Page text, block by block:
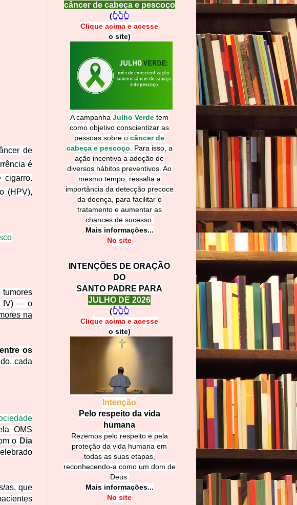
de
é
cigarro.
(HPV),
tumores
IV) — o
na
os
cada
OMS
o Dia
as, que
câncer de cabeça e pescoço
(👆👆👆
Clique acima e acesse
o site)
A campanha Julho Verde tem
como objetivo conscientizar as
pessoas sobre o câncer de
cabeça e pescoço
Para isso, a
ação incentiva a adoção de
diversos hábitos preventivos. Ao
mesmo tempo, ressalta a
importância da detecção precoce
da doença, para facilitar o
tratamento e aumentar as
chances de sucesso.
Mais informações...
No site
INTENÇÕES DE ORAÇÃO
DO
SANTO PADRE PARA
JULHO DE 2026
(👆👆👆
Clique acima e acesse
o site)
Intenção
Pelo respeito da vida
humana
Rezemos pelo respeito e pela
proteção da vida humana em
todas as suas etapas,
reconhecendo-a como um dom de
Deus.
Mais informações...
No site